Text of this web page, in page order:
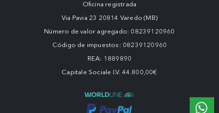
Oficina registrada
Via Pavia 23 20814 Varedo (MB)
Número de valor agregado: 08239120960
Código de impuestos: 08239120960
REA: 1889890
Capitale Sociale I.V. 44.800,00€